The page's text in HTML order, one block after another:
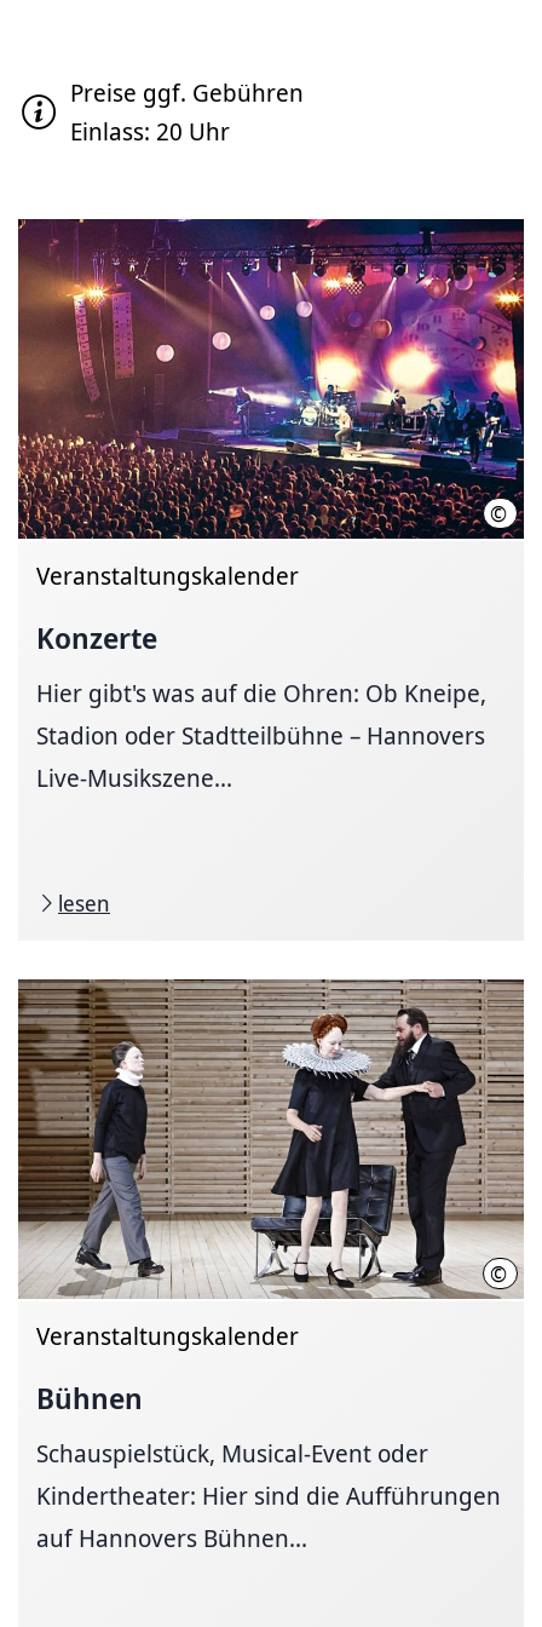
Preise ggf. Gebühren
Einlass: 20 Uhr
©
Veranstaltungskalender
Konzerte
Hier gibt's was auf die Ohren: Ob Kneipe,
Stadion oder Stadtteilbühne – Hannovers
Live-Musikszene...
lesen
©
Veranstaltungskalender
Bühnen
Schauspielstück, Musical-Event oder
Kindertheater: Hier sind die Aufführungen
auf Hannovers Bühnen...